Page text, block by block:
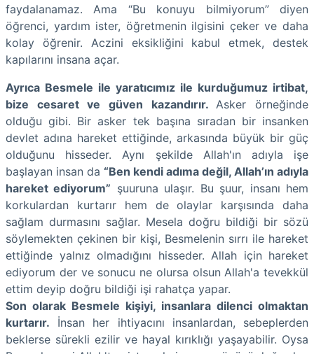
faydalanamaz. Ama “Bu konuyu bilmiyorum” diyen
öğrenci, yardım ister, öğretmenin ilgisini çeker ve daha
kolay öğrenir. Aczini eksikliğini kabul etmek, destek
kapılarını insana açar.
Ayrıca Besmele ile yaratıcımız ile kurduğumuz irtibat,
bize cesaret ve güven kazandırır. Asker örneğinde
olduğu gibi. Bir asker tek başına sıradan bir insanken
devlet adına hareket ettiğinde, arkasında büyük bir güç
olduğunu hisseder. Aynı şekilde Allah'ın adıyla işe
başlayan insan da “Ben kendi adıma değil, Allah’ın adıyla
hareket ediyorum” şuuruna ulaşır. Bu şuur, insanı hem
korkulardan kurtarır hem de olaylar karşısında daha
sağlam durmasını sağlar. Mesela doğru bildiği bir sözü
söylemekten çekinen bir kişi, Besmelenin sırrı ile hareket
ettiğinde yalnız olmadığını hisseder. Allah için hareket
ediyorum der ve sonucu ne olursa olsun Allah'a tevekkül
ettim deyip doğru bildiği işi rahatça yapar.
Son olarak Besmele kişiyi, insanlara dilenci olmaktan
kurtarır. İnsan her ihtiyacını insanlardan, sebeplerden
beklerse sürekli ezilir ve hayal kırıklığı yaşayabilir. Oysa